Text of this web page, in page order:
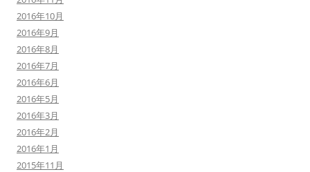
2016年10月
2016年9月
2016年8月
2016年7月
2016年6月
2016年5月
2016年3月
2016年2月
2016年1月
2015年11月